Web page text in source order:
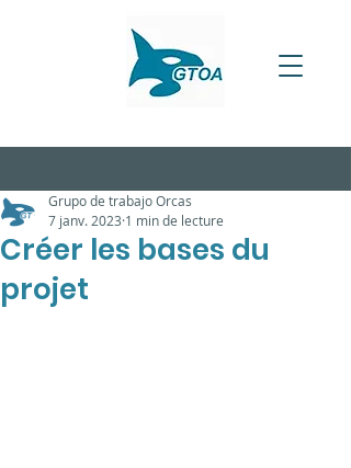
Créer les bases du
projet
Grupo de trabajo Orcas
7 janv. 2023 1 min de lecture